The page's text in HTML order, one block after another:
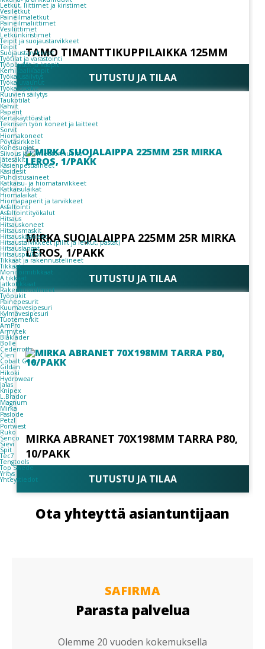
Letkut, liittimet ja kiristimet
Vesiletkut
Paineilmaletkut
Paineilmaliittimet
Vesiliittimet
Letkunkiristimet
Teipit ja suojaustarvikkeet
Teipit
Suojaustarvikkeet
Työtilat ja varastointi
Työpöydät ja kaapit
Kemikaalikaapit
Työkalusäilytys
Työkaluvaunut
Työkalupakit
Ruuvien säilytys
Taukotilat
Kahvit
Paperit
Kertakäyttöastiat
Teknisen työn koneet ja laitteet
Sorvit
Hiomakoneet
Pöytäsirkkelit
Konesuojat
Siivous ja kiinteistönhuolto
Jätesäkit
Käsienpesuaineet
Käsidesit
Puhdistusaineet
Katkaisu- ja hiomatarvikkeet
Katkaisulaikat
Hiomalaikat
Hiomapaperit ja tarvikkeet
Asfaltointi
Asfaltointityökalut
Hitsaus
Hitsauskoneet
Hitsausmaskit
Hitsauskäsineet
Hitsaustarvikkeet (pillit ja letkut, pastat)
Hitsauslangat
Hitsauspuikot
Tikkaat ja rakennustelineet
Tikkaat
Monitoimitikkaat
A tikkaat
Jatkotikkaat
Rakennustelineet
Työpukit
Painepesurit
Kuumavesipesuri
Kylmävesipesuri
Tuotemerkit
AmPro
Armytek
Blåkläder
Bolle
Cederroth
Clen
Cobalt Gear
Gildan
Hikoki
Hydrowear
Jalas
Knipex
L.Brador
Magnum
Mirka
Paslode
Petzl
Portwest
Ruko
Senco
Sievi
Spit
Tec7
Tengtools
Top Swede
Yritys
Yhteystiedot
TAMO TIMANTTIKUPPILAIKKA 125MM
TUTUSTU JA TILAA
MIRKA SUOJALAIPPA 225MM 25R MIRKA
LEROS, 1/PAKK
TUTUSTU JA TILAA
MIRKA ABRANET 70X198MM TARRA P80,
10/PAKK
TUTUSTU JA TILAA
Ota yhteyttä asiantuntijaan
SAFIRMA
Parasta palvelua
Olemme 20 vuoden kokemuksella